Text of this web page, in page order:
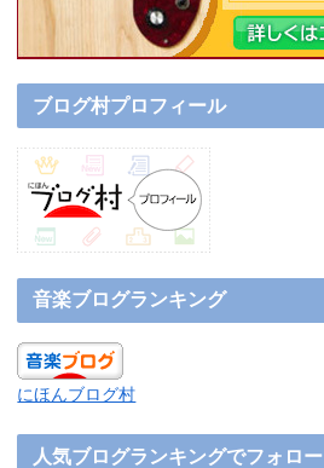
ブログ村プロフィール
音楽ブログランキング
にほんブログ村
人気ブログランキングでフォロー